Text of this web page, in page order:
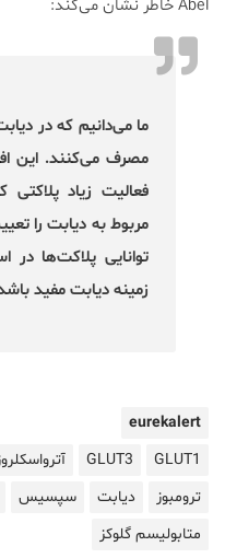
Abel خاطر نشان می‌کند:
ما می‌دانیم که در
مصرف می‌کنند. این
فعالیت زیاد
مربوط به دیابت را
توانایی پلاکت‌ها در
زمینه دیابت مفید
eurekalert
GLUT1
GLUT3 آترواسکلروز
ترومبوز
دیابت سپسیس
متابولیسم گلوکز